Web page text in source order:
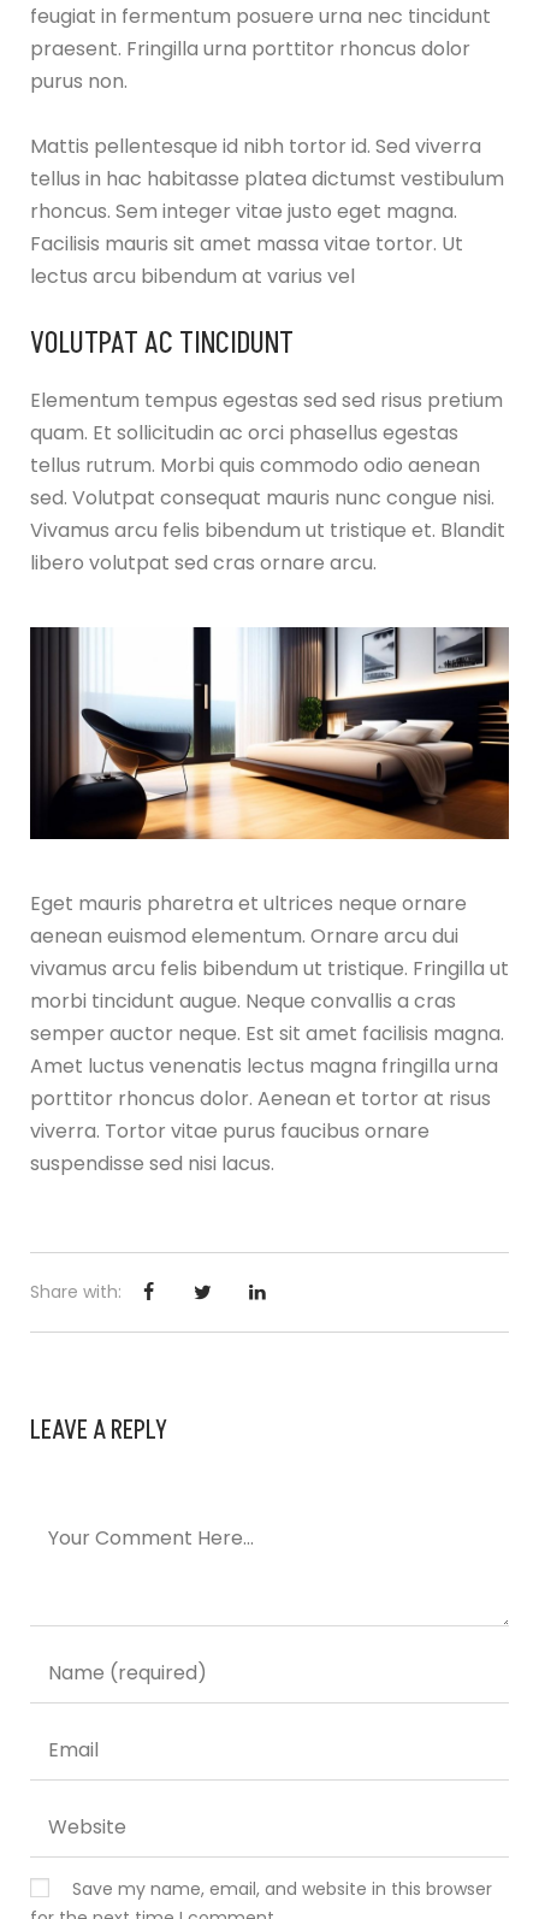
feugiat in fermentum posuere urna nec tincidunt
praesent. Fringilla urna porttitor rhoncus dolor
purus non.
Mattis pellentesque id nibh tortor id. Sed viverra
tellus in hac habitasse platea dictumst vestibulum
rhoncus. Sem integer vitae justo eget magna.
Facilisis mauris sit amet massa vitae tortor. Ut
lectus arcu bibendum at varius vel
VOLUTPAT AC TINCIDUNT
Elementum tempus egestas sed sed risus pretium
quam. Et sollicitudin ac orci phasellus egestas
tellus rutrum. Morbi quis commodo odio aenean
sed. Volutpat consequat mauris nunc congue nisi.
Vivamus arcu felis bibendum ut tristique et. Blandit
libero volutpat sed cras ornare arcu.
Eget mauris pharetra et ultrices neque ornare
aenean euismod elementum. Ornare arcu dui
vivamus arcu felis bibendum ut tristique. Fringilla ut
morbi tincidunt augue. Neque convallis a cras
semper auctor neque. Est sit amet facilisis magna.
Amet luctus venenatis lectus magna fringilla urna
porttitor rhoncus dolor. Aenean et tortor at risus
viverra. Tortor vitae purus faucibus ornare
suspendisse sed nisi lacus.
Share with:
LEAVE A REPLY
Save my name, email, and website in this browser